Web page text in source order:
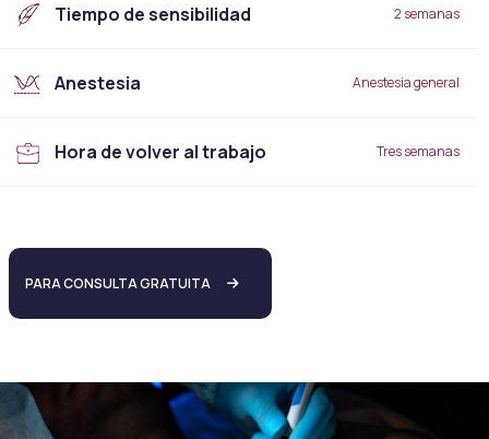
Tiempo de sensibilidad 2 semanas
Anestesia Anestesia general
Hora de volver al trabajo Tres semanas
PARA CONSULTA GRATUITA